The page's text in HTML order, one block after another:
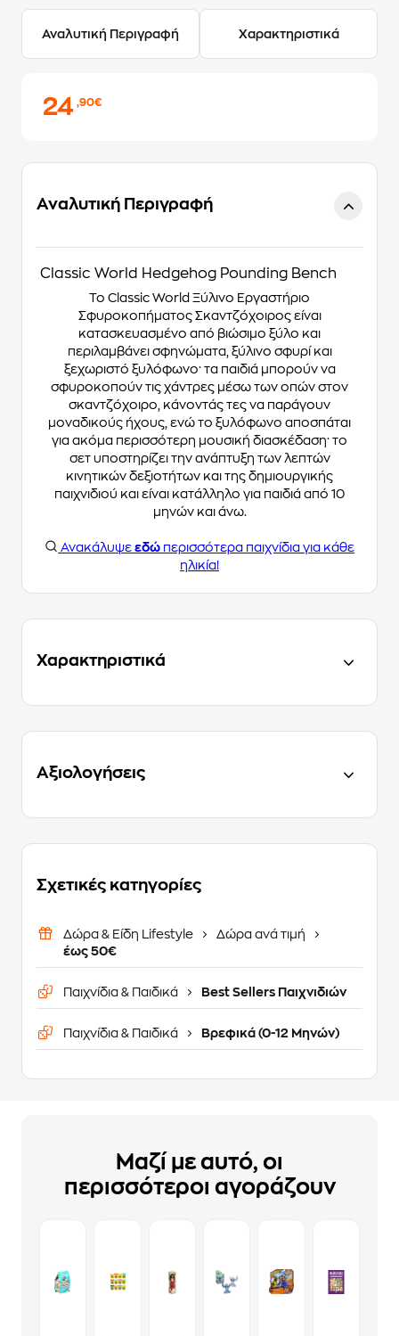
Αναλυτική Περιγραφή Χαρακτηριστικά
24,90€
Αναλυτική Περιγραφή
Classic World Hedgehog Pounding Bench
Το Classic World Ξύλινο Εργαστήριο
Σφυροκοπήματος Σκαντζόχοιρος είναι
κατασκευασμένο από βιώσιμο ξύλο και
περιλαμβάνει σφηνώματα, ξύλινο σφυρί και
ξεχωριστό ξυλόφωνο· τα παιδιά μπορούν να
σφυροκοπούν τις χάντρες μέσω των οπών στον
σκαντζόχοιρο, κάνοντάς τες να παράγουν
μοναδικούς ήχους, ενώ το ξυλόφωνο αποσπάται
για ακόμα περισσότερη μουσική διασκέδαση· το
σετ υποστηρίζει την ανάπτυξη των λεπτών
κινητικών δεξιοτήτων και της δημιουργικής
παιχνιδιού και είναι κατάλληλο για παιδιά από 10
μηνών και άνω.
Ανακάλυψε εδώ περισσότερα παιχνίδια για κάθε
ηλικία!
Χαρακτηριστικά
Αξιολογήσεις
Σχετικές κατηγορίες
Δώρα & Είδη Lifestyle
Δώρα ανά τιμή
έως 50€
Παιχνίδια & Παιδικά Best Sellers Παιχνιδιών
Παιχνίδια & Παιδικά Βρεφικά (0-12 Μηνών)
Μαζί με αυτό, οι
περισσότεροι αγοράζουν